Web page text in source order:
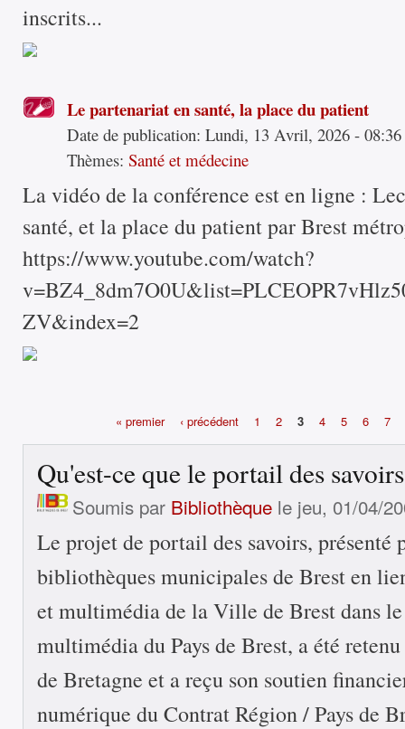
inscrits...
Le partenariat en santé, la place du patient
Date de publication:Lundi, 13 Avril, 2026 - 08:36
Thèmes:Santé et médecine
La vidéo de la conférence est en ligne :
santé, et la place du patient par Brest
https://www.youtube.com/watch?
ZV&index=2
« premier ‹ précédent 1 2 3 4 5 6 7
Qu'est-ce que le portail des
Soumis par Bibliothèquele jeu, 01/04/
Le projet de portail des savoirs, présenté
bibliothèques municipales de Brest en
et multimédia de la Ville de Brest dans
multimédia du Pays de Brest, a été
de Bretagne et a reçu son soutien
numérique du Contrat Région / Pays de